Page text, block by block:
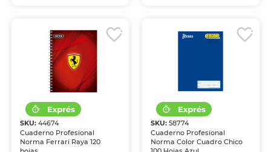
SKU:44674
Cuaderno Profesional
Norma Ferrari Raya 120
SKU: 58774
Cuaderno Profesional
Norma Color Cuadro Chico